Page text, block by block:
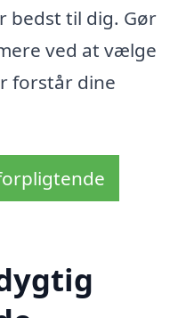
bedst til dig. Gør
ved at vælge
forstår dine